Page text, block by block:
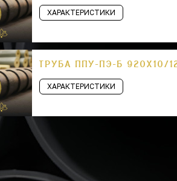
ХАРАКТЕРИСТИКИ
ТРУБА ППУ-ПЭ-Б 920Х10/
ХАРАКТЕРИСТИКИ